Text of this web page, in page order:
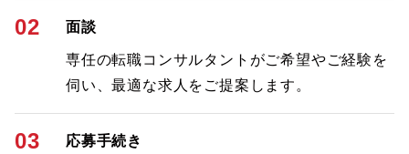
02 面談
専任の転職コンサルタントがご希望やご経験を
伺い、最適な求人をご提案します。
03 応募手続き